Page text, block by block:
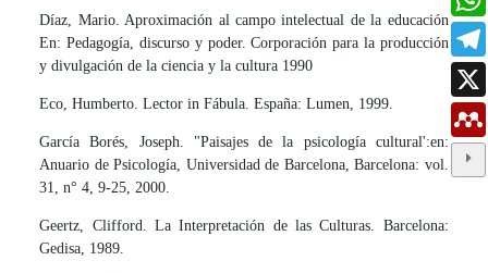
Díaz, Mario. Aproximación al campo intelectual de la educación
En: Pedagogía, discurso y poder. Corporación para la producción
y divulgación de la ciencia y la cultura 1990
Eco, Humberto. Lector in Fábula. España: Lumen, 1999.
García Borés, Joseph. "Paisajes de la psicología cultural':en:
Anuario de Psicología, Universidad de Barcelona, Barcelona: vol.
31, n° 4, 9-25, 2000.
Geertz, Clifford. La Interpretación de las Culturas. Barcelona:
Gedisa, 1989.